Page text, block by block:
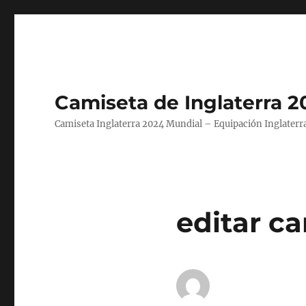
Camiseta de Inglaterra
Camiseta Inglaterra 2024 Mundial – Equipación
editar